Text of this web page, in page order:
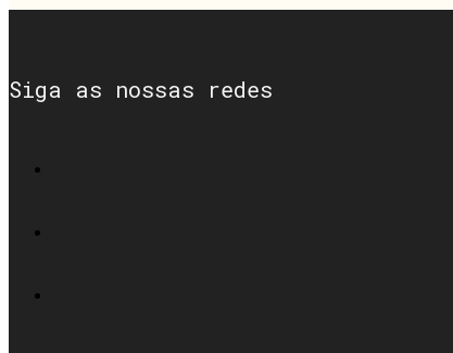
Siga as nossas redes